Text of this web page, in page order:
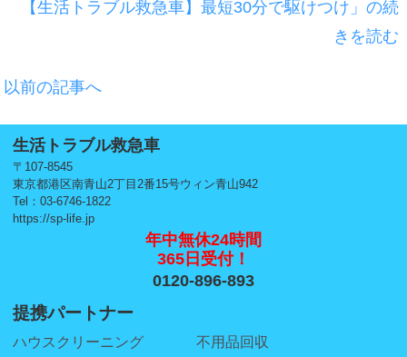
【生活トラブル救急車】最短30分で駆けつけ」の続
きを読む
以前の記事へ
生活トラブル救急車
〒107-8545
東京都港区南青山2丁目2番15号ウィン青山942
Tel：03-6746-1822
https://sp-life.jp
年中無休24時間
365日受付！
0120-896-893
提携パートナー
ハウスクリーニング 不用品回収